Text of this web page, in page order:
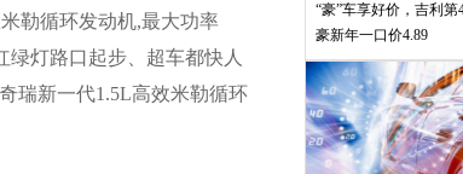
勒循环发动机,最大功率
绿灯路口起步、超车都快人
瑞新一代1.5L高效米勒循环
“豪”车享好价，吉利第
豪新年一口价4.89